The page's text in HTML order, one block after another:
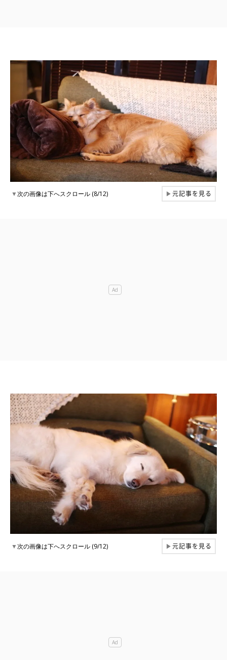
▼次の画像は下へスクロール (8/12) ▶元記事を見る
▼次の画像は下へスクロール (9/12) ▶元記事を見る